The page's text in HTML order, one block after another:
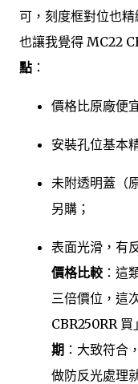
可，刻度框對位也
也讓我覺得 MC22
點 ：
價格比原廠便
安裝孔位基本
未附透明蓋（
另購；
表面光滑，有
價格比較 ：這
三倍價位，這
CBR250RR 買
期 ：大致符合
做防反光處理